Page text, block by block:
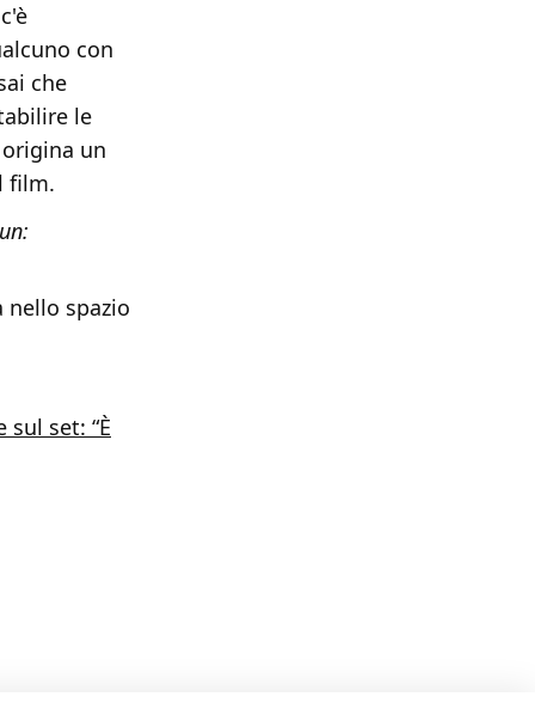
con
che
le
un
film.
nello spazio
set: “È